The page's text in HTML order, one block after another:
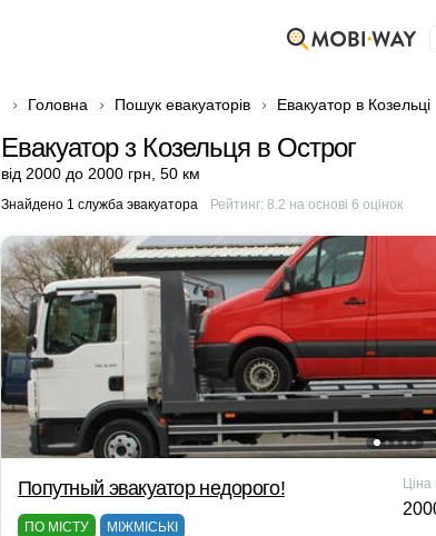
Головна Пошук евакуаторів Евакуатор в Козельці
Евакуатор з Козельця в Острог
від 2000 до 2000 грн 50 км
Знайдено 1 служба эвакуатора Рейтинг: 8.2 на основі 6 оцінок
Попутный эвакуатор недорого!
ПО МІСТУ МІЖМІСЬКІ
Ціна